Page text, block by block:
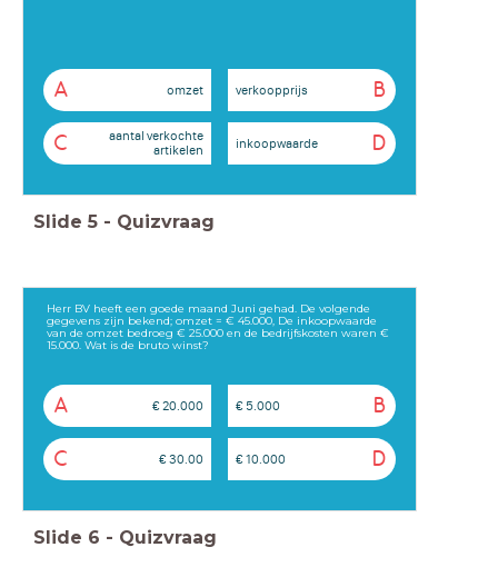
A omzet B
verkoopprijs
C
aantal verkochte
artikelen
D
inkoopwaarde
Slide 5 - Quizvraag
Herr BV heeft een goede maand Juni gehad. De volgende
gegevens zijn bekend; omzet = € 45.000, De inkoopwaarde
van de omzet bedroeg € 25.000 en de bedrijfskosten waren €
15.000. Wat is de bruto winst?
A € 20.000 B
€ 5.000
C € 30.00 D
€ 10.000
Slide 6 - Quizvraag